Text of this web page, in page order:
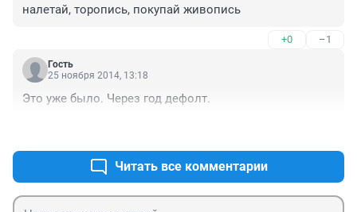
налетай, торопись, покупай живопись
+0 –1
Гость
25 ноября 2014, 13:18
Это уже было. Через год дефолт.
Читать все комментарии